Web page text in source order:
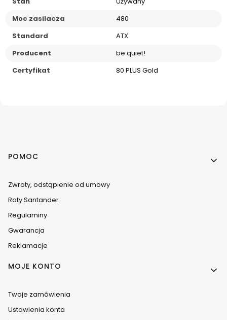
Moc zasilacza
480
Standard
ATX
Producent
be quiet!
Certyfikat
80 PLUS Gold
Linki w stopce
POMOC
Zwroty, odstąpienie od umowy
Raty Santander
Regulaminy
Gwarancja
Reklamacje
MOJE KONTO
Twoje zamówienia
Ustawienia konta